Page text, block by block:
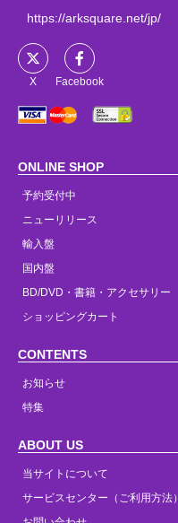
https://arksquare.net/jp/
X Facebook
ONLINE SHOP
予約受付中
ニューリリース
輸入盤
国内盤
BD/DVD・書籍・アクセサリー
ショッピングカート
CONTENTS
お知らせ
特集
ABOUT US
当サイトについて
サービスセンター（ご利用方法）